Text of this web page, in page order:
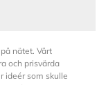
nätet. Vårt
och prisvärda
ideér som skulle